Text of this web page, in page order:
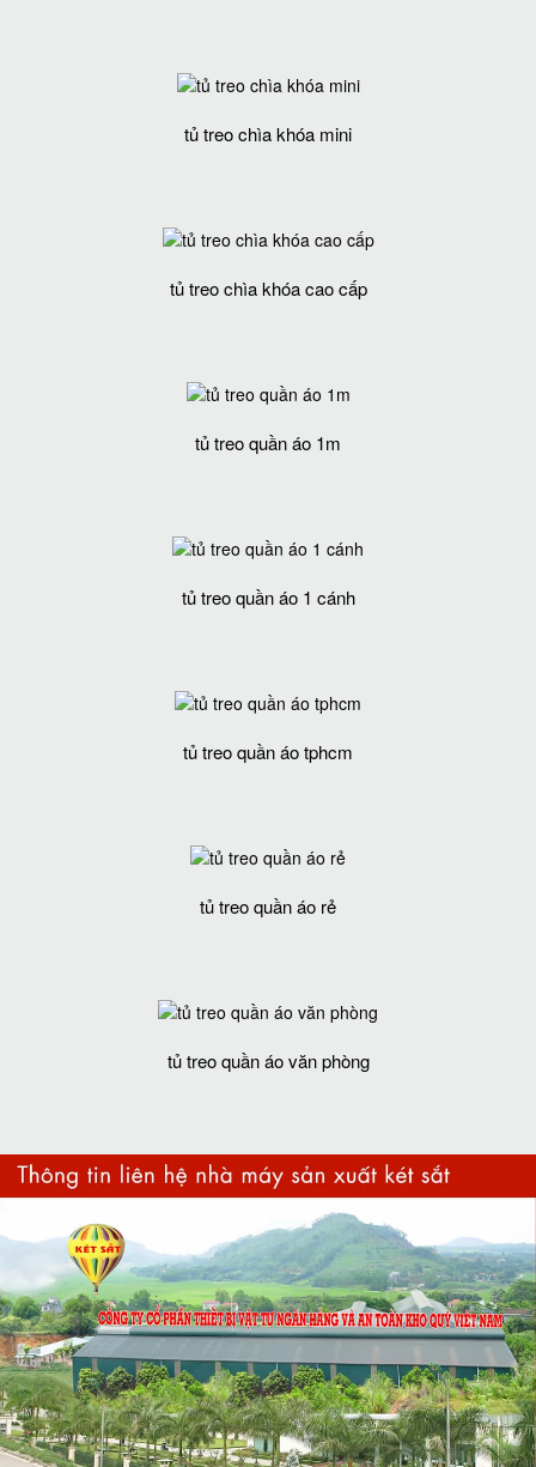
tủ treo chìa khóa mini
tủ treo chìa khóa cao cấp
tủ treo quần áo 1m
tủ treo quần áo 1 cánh
tủ treo quần áo tphcm
tủ treo quần áo rẻ
tủ treo quần áo văn phòng